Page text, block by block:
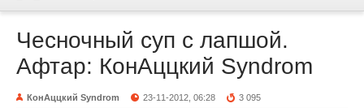
Чесночный суп с лапшой.
Афтар: КонАццкий Syndrom
КонАццкий Syndrom 23-11-2012, 06:28 3 095